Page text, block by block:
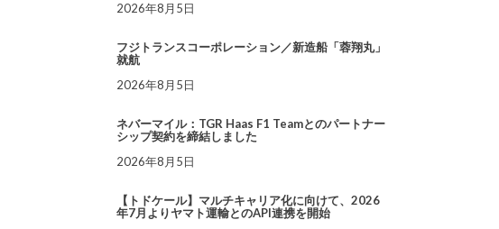
2026年8月5日
フジトランスコーポレーション／新造船「蓉翔丸」
就航
2026年8月5日
ネバーマイル：TGR Haas F1 Teamとのパートナー
シップ契約を締結しました
2026年8月5日
【トドケール】マルチキャリア化に向けて、2026
年7月よりヤマト運輸とのAPI連携を開始